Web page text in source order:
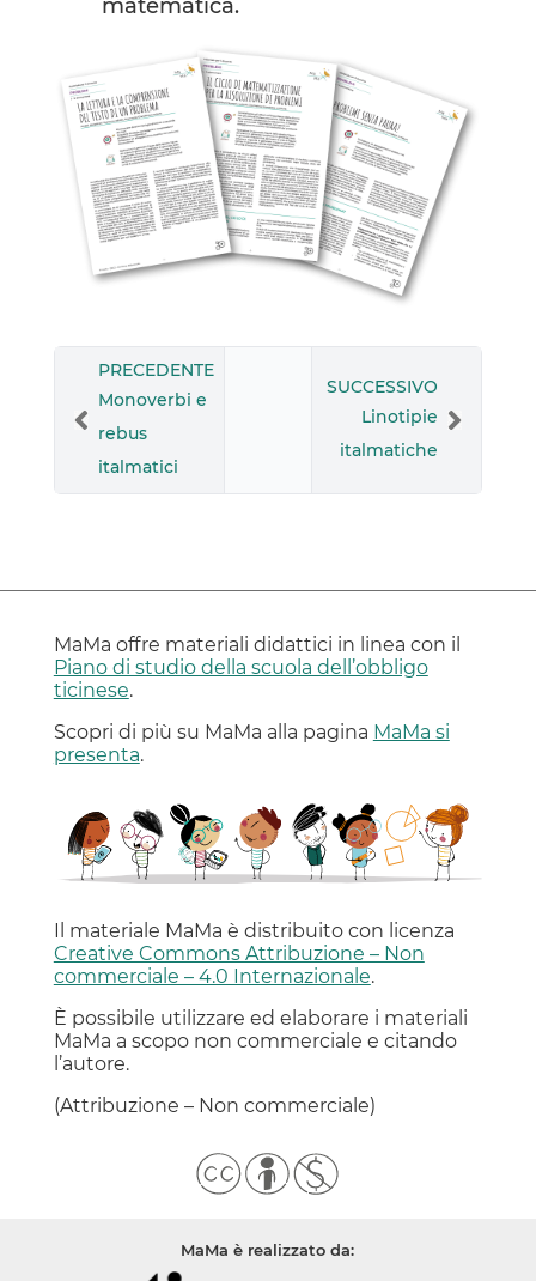
matematica.
PRECEDENTE
Monoverbi e
rebus
italmatici
SUCCESSIVO
Linotipie
italmatiche
MaMa offre materiali didattici in linea con il
Piano di studio della scuola dell’obbligo
ticinese.
Scopri di più su MaMa alla pagina MaMa si
presenta.
Il materiale MaMa è distribuito con licenza
Creative Commons Attribuzione – Non
commerciale – 4.0 Internazionale.
È possibile utilizzare ed elaborare i materiali
MaMa a scopo non commerciale e citando
l’autore.
(Attribuzione – Non commerciale)
MaMa è realizzato da: